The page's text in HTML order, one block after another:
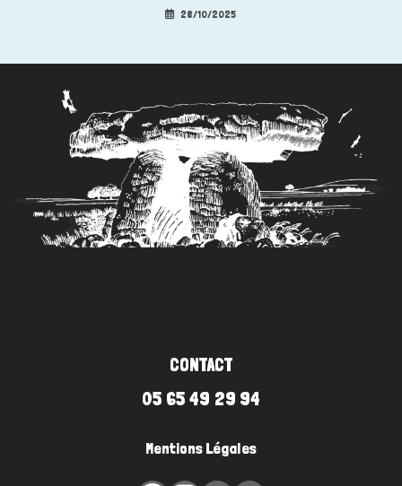
28/10/2025
CONTACT
05 65 49 29 94
Mentions Légales